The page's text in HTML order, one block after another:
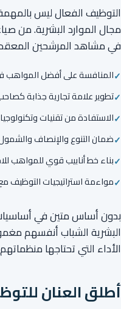
التوظيف الفعال ليس
مجال الموارد البشرية. من
في مشاهد المرشحين
المنافسة على أفضل المواهب
تطوير علامة تجارية جذابة
الاستفادة من تقنيات
ضمان التنوع والإنصاف
بناء خط أنابيب قوي للمواهب
مواءمة استراتيجيات التوظيف
بدون أساس متين في
البشرية الشباب أنفسهم
الأداء التي تحتاجها منظماتهم
أطلق العنان